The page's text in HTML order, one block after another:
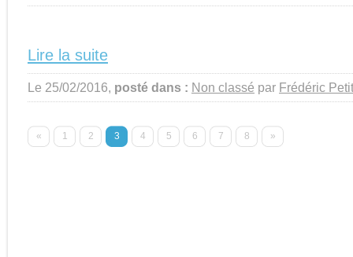
Lire la suite
Le 25/02/2016, posté dans : Non classé par Frédéric Petit
« 1 2 3 4 5 6 7 8 »